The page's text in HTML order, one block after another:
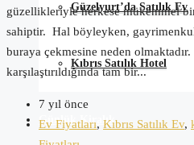
Güzelyurt’da Satılık Ev
Kıbrıs Satılık Hotel
Günlük Kiralık
güzellikleriyle herkese mükemmel
sahiptir. Hal böyleyken, gayrimenkul
buraya çekmesine neden
karşılaştırıldığında tam bir...
7 yıl önce
Ev Fiyatları, Kıbrıs Satılık Ev,